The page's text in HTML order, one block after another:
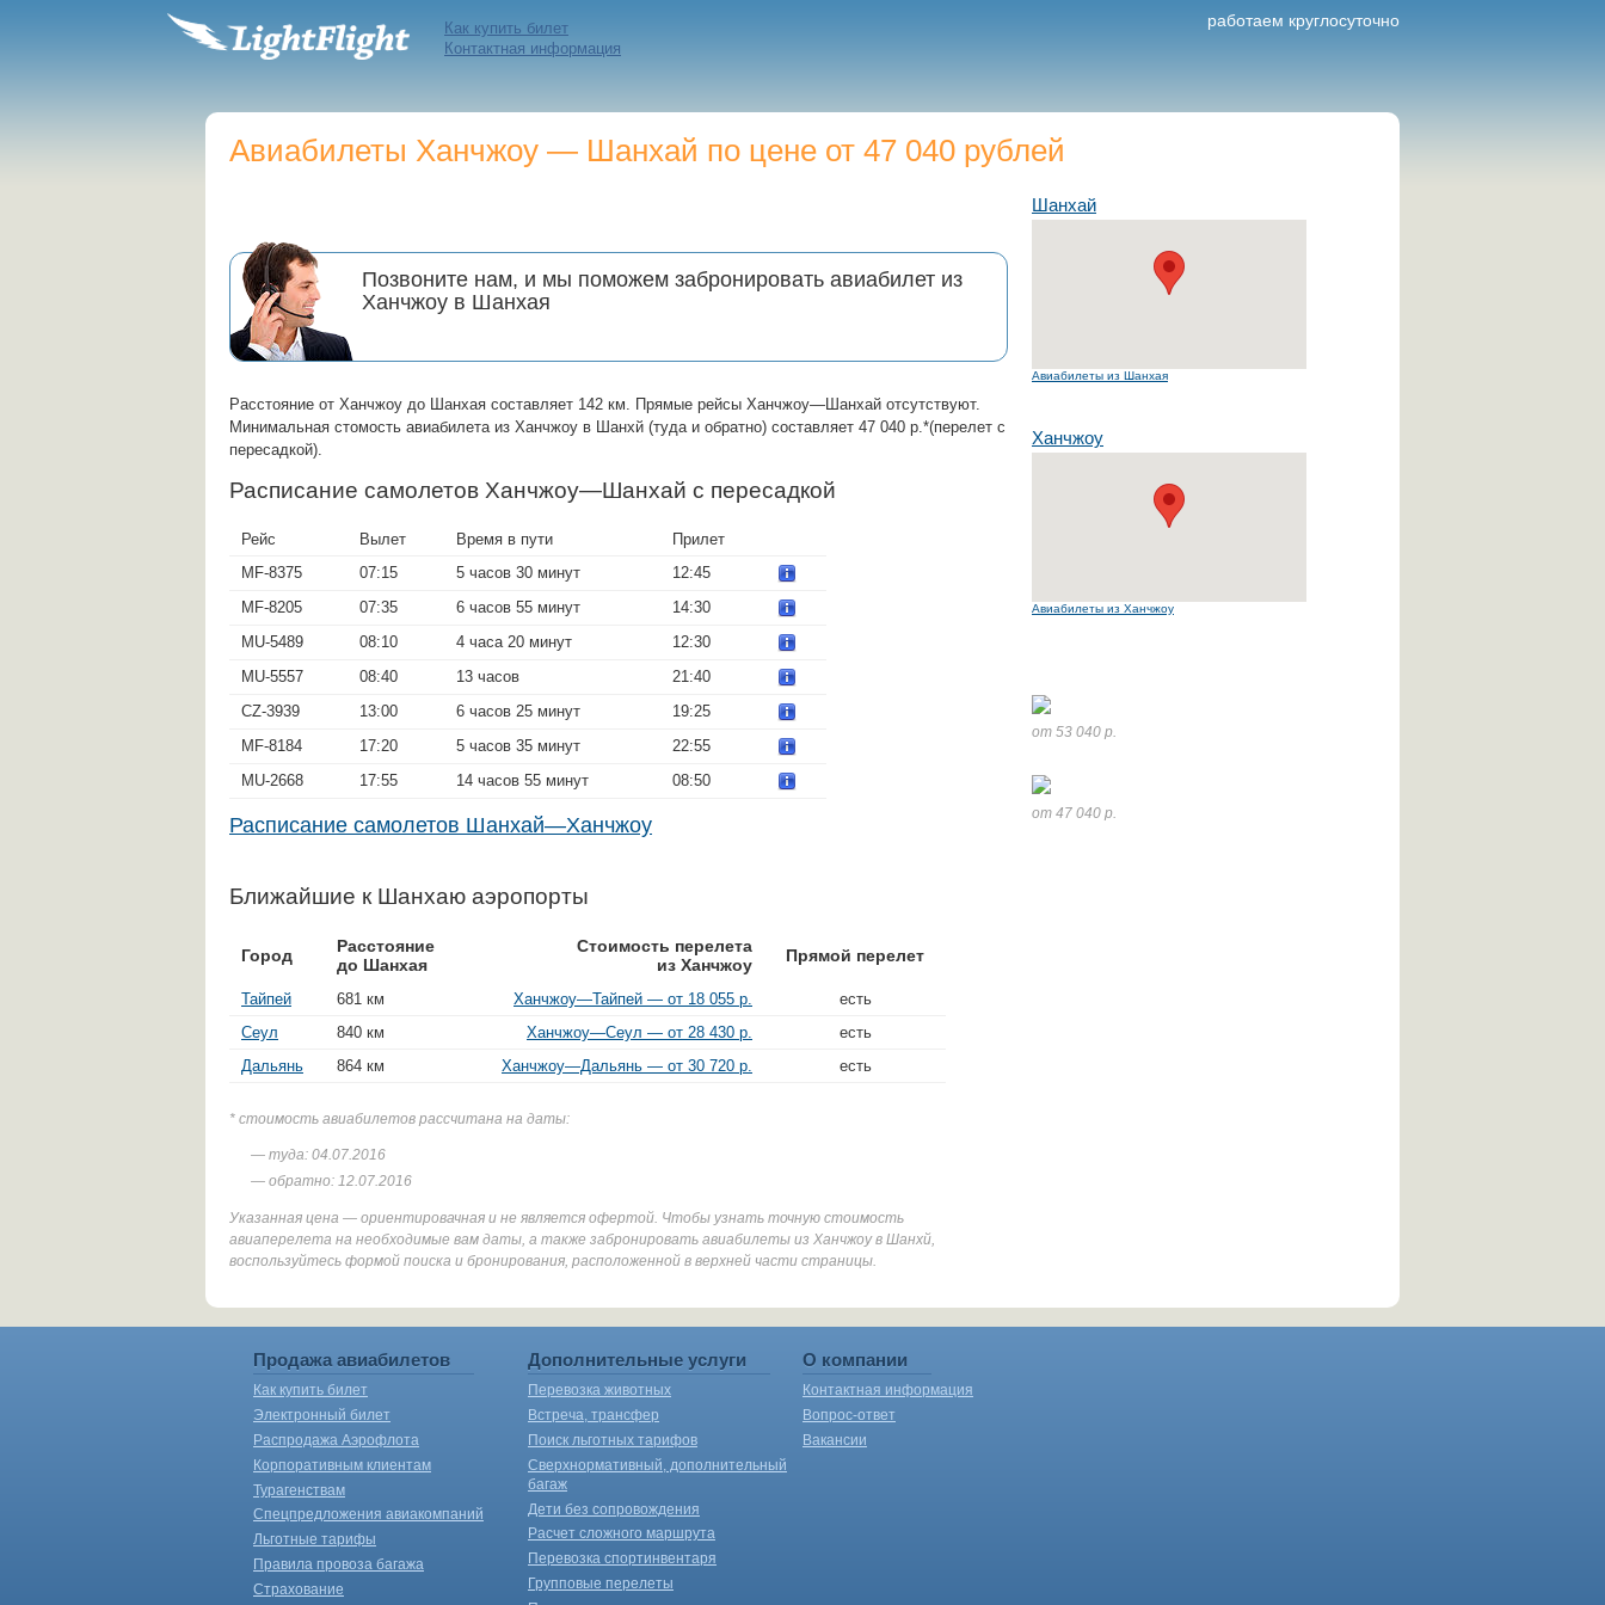
работаем круглосуточно
Как купить билет
Контактная информация
Авиабилеты Ханчжоу — Шанхай по цене от 47 040 рублей
Позвоните нам, и мы поможем забронировать авиабилет из
Ханчжоу в Шанхая
Расстояние от Ханчжоу до Шанхая составляет 142 км. Прямые рейсы Ханчжоу—Шанхай отсутствуют.
Минимальная стомость авиабилета из Ханчжоу в Шанхй (туда и обратно) составляет 47 040 р.*(перелет с
пересадкой).
Расписание самолетов Ханчжоу—Шанхай с пересадкой
Рейс Вылет Время в пути
Прилет
MF-8375
07:15 5 часов 30 минут
12:45
MF-8205
07:35 6 часов 55 минут
14:30
MU-5489
08:10 4 часа 20 минут
12:30
MU-5557
08:40 13 часов
21:40
CZ-3939
13:00 6 часов 25 минут
19:25
MF-8184
17:20 5 часов 35 минут
22:55
MU-2668
17:55 14 часов 55 минут 08:50
Расписание самолетов Шанхай—Ханчжоу
Ближайшие к Шанхаю аэропорты
Город
Расстояние
до Шанхая
Стоимость перелета
из Ханчжоу
Прямой перелет
Тайпей 681 км Ханчжоу—Тайпей — от 18 055 р.
есть
Сеул
840 км Ханчжоу—Сеул — от 28 430 р.
есть
Дальянь
864 км Ханчжоу—Дальянь — от 30 720 р. есть
* стоимость авиабилетов рассчитана на даты:
— туда: 04.07.2016
— обратно: 12.07.2016
Указанная цена — ориентировачная и не является офертой. Чтобы узнать точную стоимость
авиаперелета на необходимые вам даты, а также забронировать авиабилеты из Ханчжоу в Шанхй,
воспользуйтесь формой поиска и бронирования, расположенной в верхней части страницы.
Шанхай
Авиабилеты из Шанхая
Ханчжоу
Авиабилеты из Ханчжоу
от 53 040 р.
от 47 040 р.
Продажа авиабилетов
Как купить билет
Электронный билет
Распродажа Аэрофлота
Корпоративным клиентам
Турагенствам
Спецпредложения авиакомпаний
Льготные тарифы
Правила провоза багажа
Страхование
Дополнительные услуги
Перевозка животных
Встреча, трансфер
Поиск льготных тарифов
Сверхнормативный, дополнительный
багаж
Дети без сопровождения
Расчет сложного маршрута
Перевозка спортинвентаря
Групповые перелеты
О компании
Контактная информация
Вопрос-ответ
Вакансии